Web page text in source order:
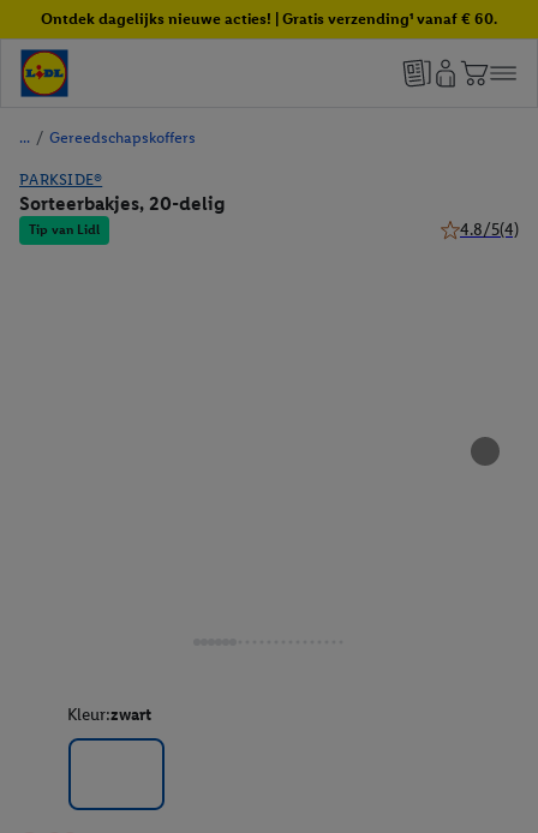
Ontdek dagelijks nieuwe acties! | Gratis verzending¹ vanaf € 60.
/ Gereedschapskoffers
PARKSIDE®
Sorteerbakjes, 20-delig
Tip van Lidl 4.8/5(4)
Kleur:zwart